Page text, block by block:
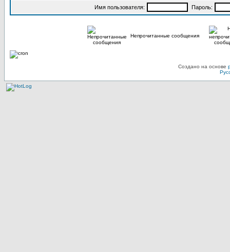
Имя пользователя: Пароль:
Непрочитанные сообщения
Создано на основе